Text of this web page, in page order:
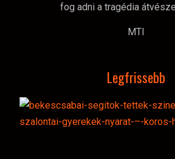
fog adni a tragédia
MTI
Legfrissebb